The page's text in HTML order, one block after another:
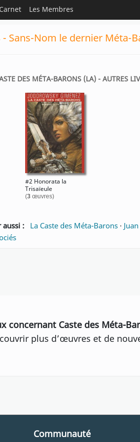
Carnet Les Membres
Sans-Nom le dernier Méta-
DES MÉTA-BARONS (LA) - AUTRES
#2 Honorata la
Trisaïeule
(3œuvres)
aussi : La Caste des Méta-Barons ·
concernant Caste des Méta-
plus d’œuvres et de
Communauté